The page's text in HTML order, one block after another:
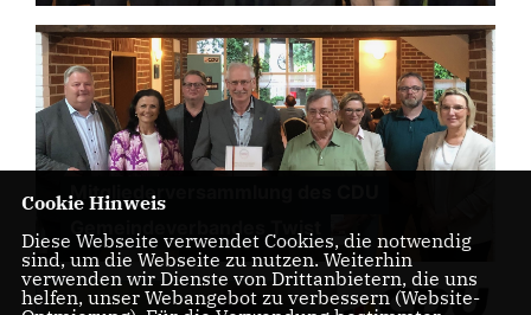
Mitgliederversammlung des CDU
Gemeindeverbandes Twist
Cookie Hinweis
Diese Webseite verwendet Cookies, die notwendig
sind, um die Webseite zu nutzen. Weiterhin
verwenden wir Dienste von Drittanbietern, die uns
helfen, unser Webangebot zu verbessern (Website-